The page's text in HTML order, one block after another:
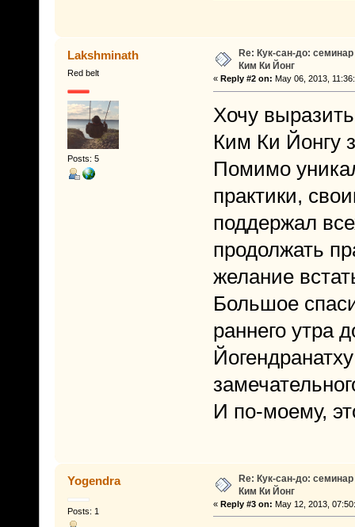
Lakshminath
Red belt
Posts: 5
Re: Кук-сан-до:
Ким Ки Йонг
« Reply #2 on: May 06, 2013,
Хочу
Ким Ки Йонгу
Помимо
практики,
поддержал
продолжать
желание
Большое
раннего утра
И по-моему,
Yogendra
Posts: 1
Re: Кук-сан-до:
Ким Ки Йонг
« Reply #3 on: May 12, 2013,